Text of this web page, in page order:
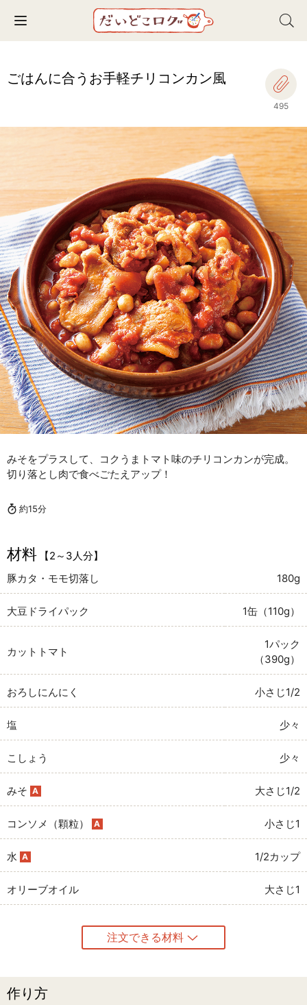
Toggle navigation
ごはんに合うお手軽チリコンカン風
495
みそをプラスして、コクうまトマト味のチリコンカンが完成。
切り落とし肉で食べごたえアップ！
約15分
材料
【2～3人分】
豚カタ・モモ切落し
180g
大豆ドライパック 1缶（110g）
カットトマト
1パック
（390g）
おろしにんにく 小さじ1/2
塩 少々
こしょう 少々
みそ A 大さじ1/2
コンソメ（顆粒） A 小さじ1
水 A 1/2カップ
オリーブオイル 大さじ1
注文できる材料
作り方